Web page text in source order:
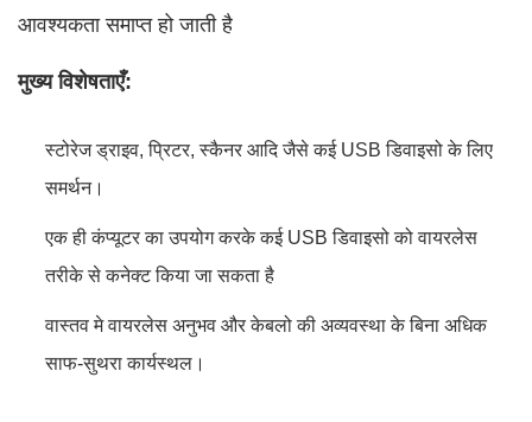
आवश्यकता समाप्त हो जाती है
मुख्य विशेषताएँ:
स्टोरेज ड्राइव, प्रिटर, स्कैनर आदि जैसे कई USB डिवाइसो के लिए
समर्थन।
एक ही कंप्यूटर का उपयोग करके कई USB डिवाइसो को वायरलेस
तरीके से कनेक्ट किया जा सकता है
वास्तव मे वायरलेस अनुभव और केबलो की अव्यवस्था के बिना अधिक
साफ-सुथरा कार्यस्थल।